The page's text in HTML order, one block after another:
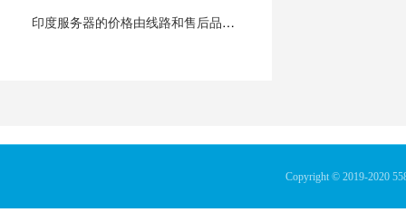
印度服务器的价格由线路和售后品质来决定？
Copyright © 2019-2020